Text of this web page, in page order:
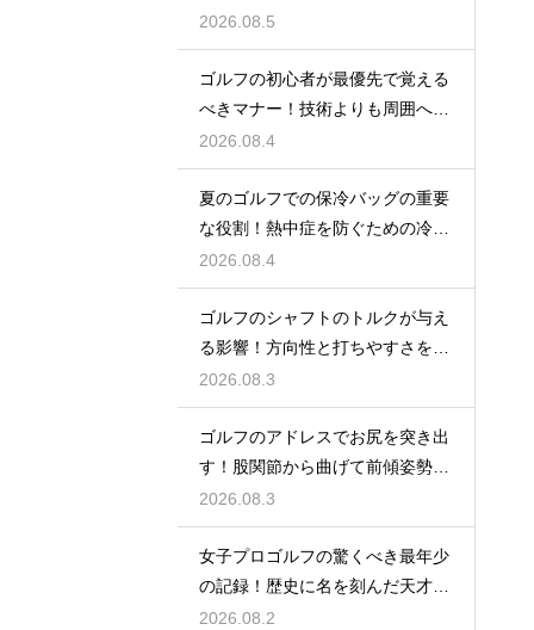
グ改善
2026.08.5
ゴルフの初心者が最優先で覚える
べきマナー！技術よりも周囲への
配慮
2026.08.4
夏のゴルフでの保冷バッグの重要
な役割！熱中症を防ぐための冷た
い飲み物
2026.08.4
ゴルフのシャフトのトルクが与え
る影響！方向性と打ちやすさを決
める鍵
2026.08.3
ゴルフのアドレスでお尻を突き出
す！股関節から曲げて前傾姿勢を
確実に保つ
2026.08.3
女子プロゴルフの驚くべき最年少
の記録！歴史に名を刻んだ天才少
女の軌跡
2026.08.2